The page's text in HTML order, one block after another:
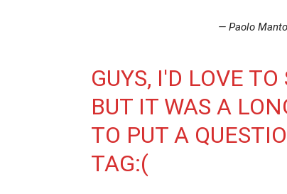
— Paolo
GUYS, I'D LOVE
BUT IT WAS A
TO PUT A
TAG:(